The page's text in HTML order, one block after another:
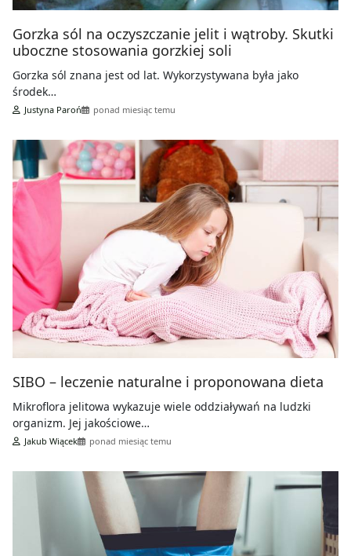
Gorzka sól na oczyszczanie jelit i wątroby. Skutki
uboczne stosowania gorzkiej soli
Gorzka sól znana jest od lat. Wykorzystywana była jako
środek…
Justyna Paroń ponad miesiąc temu
SIBO – leczenie naturalne i proponowana dieta
Mikroflora jelitowa wykazuje wiele oddziaływań na ludzki
organizm. Jej jakościowe…
Jakub Wiącek ponad miesiąc temu